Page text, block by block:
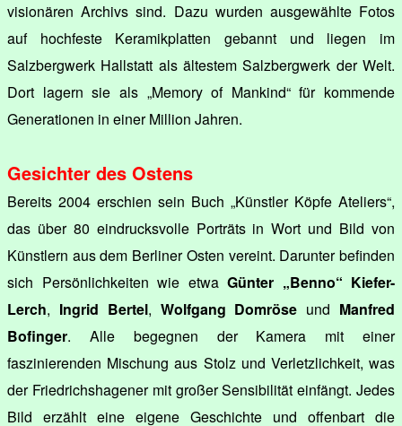
visionären Archivs sind. Dazu wurden ausgewählte Fotos
auf hochfeste Keramikplatten gebannt und liegen im
Salzbergwerk Hallstatt als ältestem Salzbergwerk der Welt.
Dort lagern sie als „Memory of Mankind“ für kommende
Generationen in einer Million Jahren.
Gesichter des Ostens
Bereits 2004 erschien sein Buch „Künstler Köpfe Ateliers“,
das über 80 eindrucksvolle Porträts in Wort und Bild von
Künstlern aus dem Berliner Osten vereint. Darunter befinden
sich Persönlichkeiten wie etwa Günter „Benno“ Kiefer-
Lerch, Ingrid Bertel, Wolfgang Domröse und Manfred
Bofinger. Alle begegnen der Kamera mit einer
faszinierenden Mischung aus Stolz und Verletzlichkeit, was
der Friedrichshagener mit großer Sensibilität einfängt. Jedes
Bild erzählt eine eigene Geschichte und offenbart die